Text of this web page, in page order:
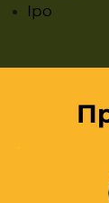
Ipo